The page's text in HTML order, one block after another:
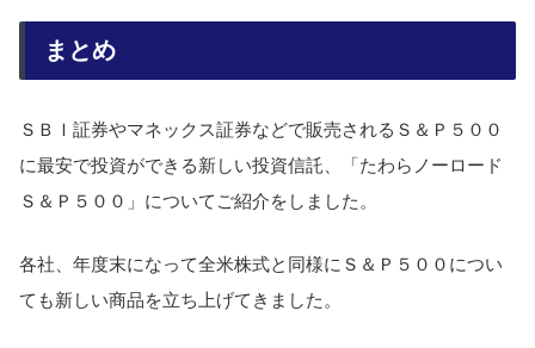
まとめ
ＳＢＩ証券やマネックス証券などで販売されるＳ＆Ｐ５００
に最安で投資ができる新しい投資信託、「たわらノーロード
Ｓ＆Ｐ５００」についてご紹介をしました。
各社、年度末になって全米株式と同様にＳ＆Ｐ５００につい
ても新しい商品を立ち上げてきました。